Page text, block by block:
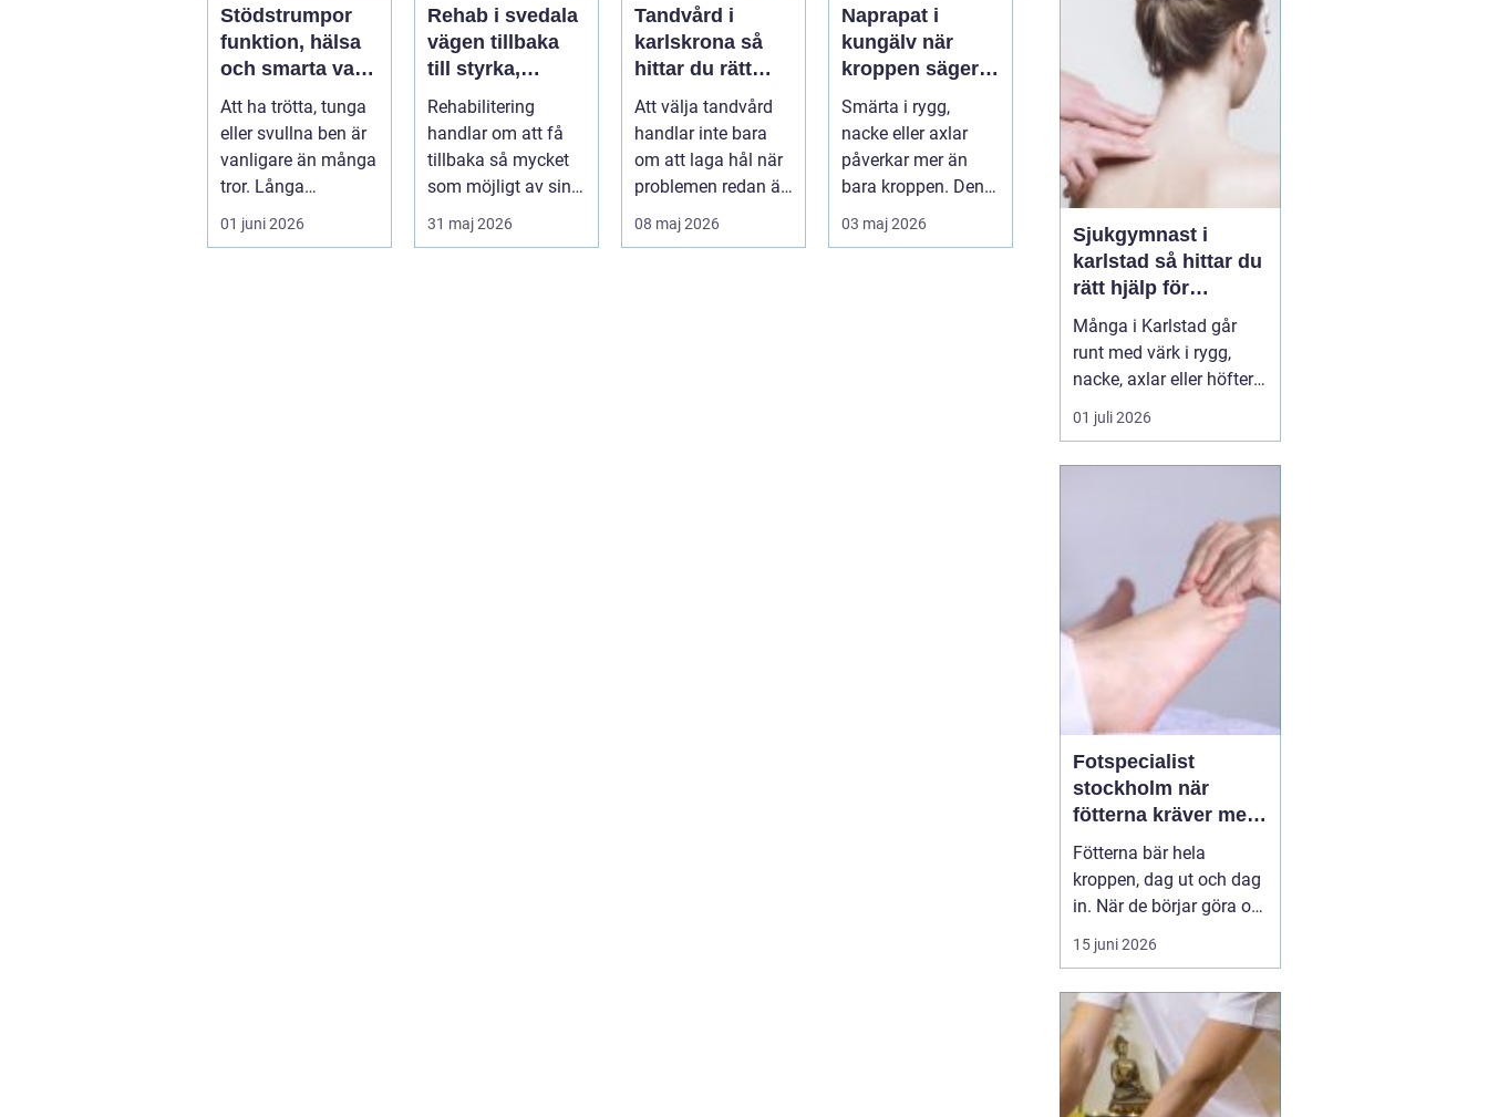
Stödstrumpor
funktion, hälsa
och smarta val i
vardagen
Att ha trötta, tunga
eller svullna ben är
vanligare än många
tror. Långa
arbetsdagar på
hårda golv, ...
01 juni 2026
Rehab i svedala
vägen tillbaka
till styrka,
balans och
vardag
Rehabilitering
handlar om att få
tillbaka så mycket
som möjligt av sin
funktion, energi och
trygghet...
31 maj 2026
Tandvård i
karlskrona så
hittar du rätt
klinik för
långsiktig
munhälsa
Att välja tandvård
handlar inte bara
om att laga hål när
problemen redan är
ett faktum. Det
handlar ...
08 maj 2026
Naprapat i
kungälv när
kroppen säger
ifrån
Smärta i rygg,
nacke eller axlar
påverkar mer än
bara kroppen. Den
tar energi,
koncentration och
03 maj 2026
fungerar igen.
Kiropraktik passar
många som kämpar
med återkommande
ryggont...
Sjukgymnast i
karlstad så hittar du
rätt hjälp för
kroppen
Många i Karlstad går
runt med värk i rygg,
nacke, axlar eller höfter
utan att söka hjälp.
Andra har råkat ut för en
släppa. En legitimerad
sjukgymnast kan då
göra stor skillnad.
Genom n...
01 juli 2026
Fotspecialist
stockholm när
fötterna kräver mer
än vanliga sulor
Fötterna bär hela
kroppen, dag ut och dag
in. När de börjar göra ont
påverkas mer än bara
stegen sömn, träning,
lidande. Många försöker
länge med egenvård,
inlägg från sportbutiken
eller vila, men
15 juni 2026